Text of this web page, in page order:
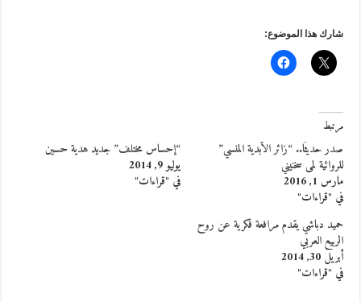
شارك هذا الموضوع:
مرتبط
صدر حديثًا.. “زائر الأبدية المنسي”
للروائية لمى سخنيني
مارس 1, 2016
في "قراءات"
“إحساس مختلف” جديد هدية حسين
يوليو 9, 2014
في "قراءات"
حميد دباشي يقدم مرافعة فكرية عن روح
الربيع العربي
أبريل 30, 2014
في "قراءات"